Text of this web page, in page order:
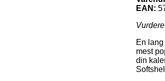
EAN:
En
mest
din